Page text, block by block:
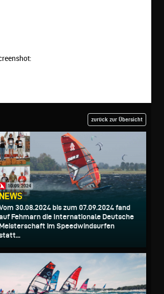
zurück zur Übersicht
10.09.2024
30.08.2024 bis zum 07.09.2024 fand
Fehmarn die Internationale Deutsche
im Speedwindsurfen